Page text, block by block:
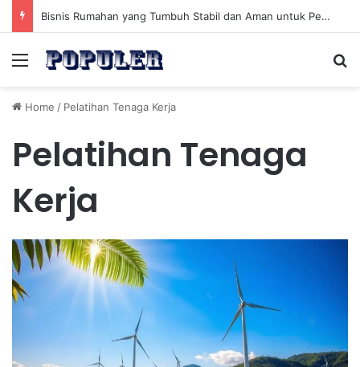
Bisnis Rumahan yang Tumbuh Stabil dan Aman untuk Pendapatan Jangka Panjang
Menu
Home / Pelatihan Tenaga Kerja
Pelatihan Tenaga
Kerja